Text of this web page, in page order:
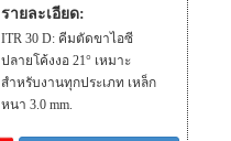
รายละเอียด:
ITR 30 D: คีมตัดขาไอซี
ปลายโค้งงอ 21° เหมาะ
สำหรับงานทุกประเภท เหล็ก
หนา 3.0 mm.